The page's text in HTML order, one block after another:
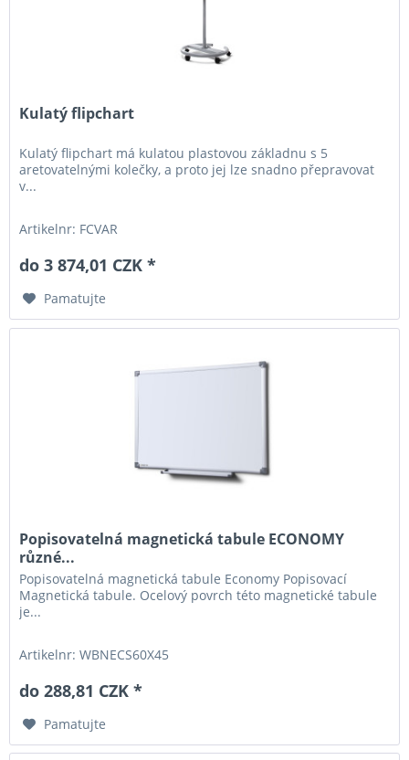
Kulatý flipchart
Kulatý flipchart má kulatou plastovou základnu s 5
aretovatelnými kolečky, a proto jej lze snadno přepravovat
v...
Artikelnr: FCVAR
do 3 874,01 CZK *
Pamatujte
Popisovatelná magnetická tabule ECONOMY
různé...
Popisovatelná magnetická tabule Economy Popisovací
Magnetická tabule. Ocelový povrch této magnetické tabule
je...
Artikelnr: WBNECS60X45
do 288,81 CZK *
Pamatujte